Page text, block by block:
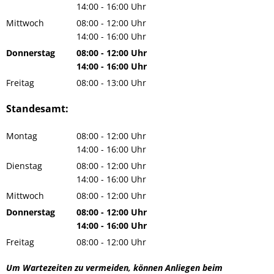
Von 08:00 bis 12:00 Uhr
14:00 - 16:00 Uhr
Von 14:00 bis 16:00 Uhr
Mittwoch 08:00 - 12:00 Uhr
Von 08:00 bis 12:00 Uhr
14:00 - 16:00 Uhr
Von 14:00 bis 16:00 Uhr
Donnerstag 08:00 - 12:00 Uhr
Von 08:00 bis 12:00 Uhr
14:00 - 16:00 Uhr
Von 14:00 bis 16:00 Uhr
Freitag 08:00 - 13:00 Uhr
Standesamt:
Montag 08:00 - 12:00 Uhr
Von 08:00 bis 12:00 Uhr
14:00 - 16:00 Uhr
Von 14:00 bis 16:00 Uhr
Dienstag 08:00 - 12:00 Uhr
Von 08:00 bis 12:00 Uhr
14:00 - 16:00 Uhr
Von 14:00 bis 16:00 Uhr
Mittwoch 08:00 - 12:00 Uhr
Von 08:00 bis 12:00 Uhr
Donnerstag 08:00 - 12:00 Uhr
Von 08:00 bis 12:00 Uhr
14:00 - 16:00 Uhr
Von 14:00 bis 16:00 Uhr
Freitag 08:00 - 12:00 Uhr
Um Wartezeiten zu vermeiden, können Anliegen beim